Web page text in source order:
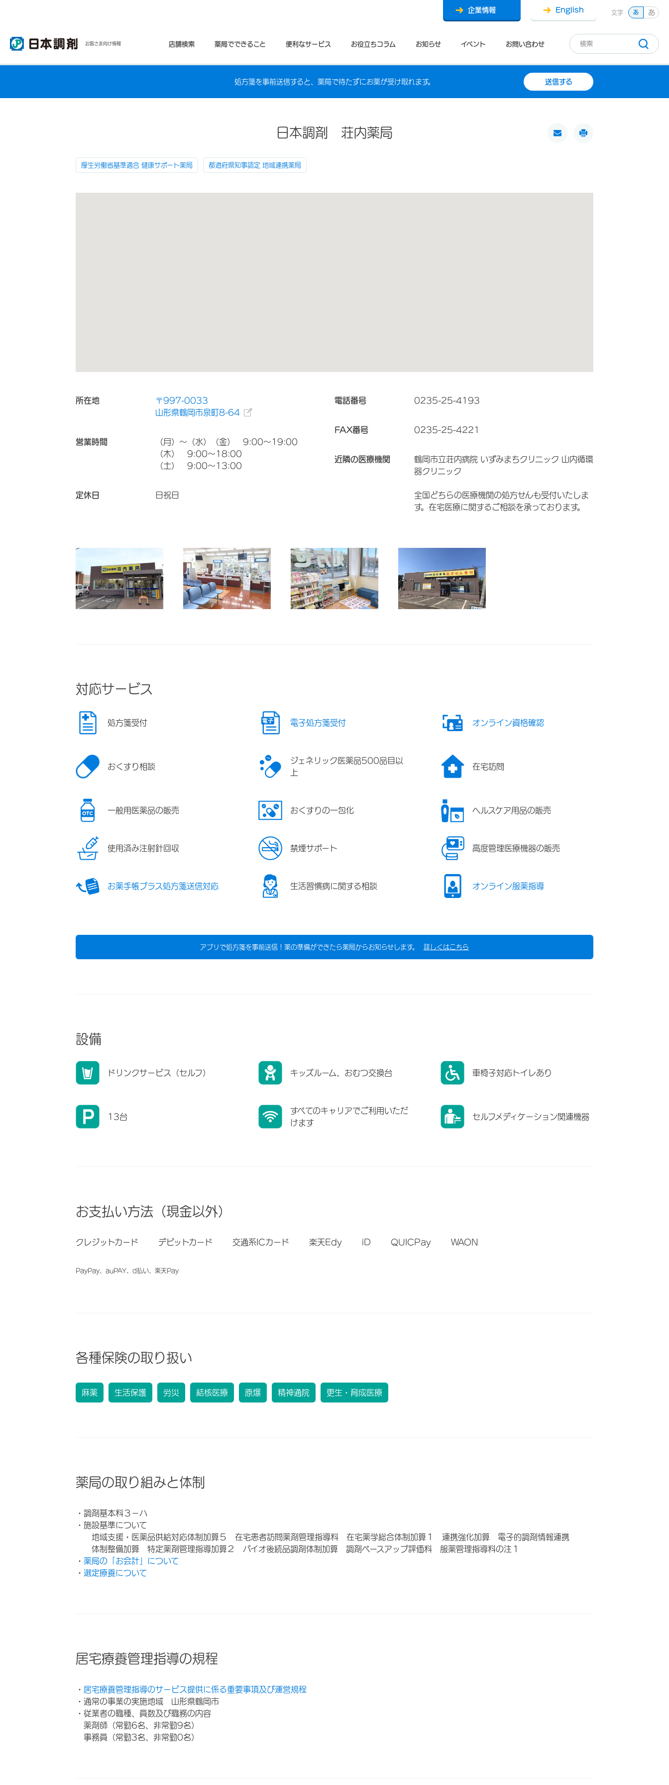
お客さま向け情報 店舗検索 薬局でできること 便利なサービス お役立ちコラム お知らせ イベント お問い合わせ
企業情報 English 文字 あ あ
処方箋を事前送信すると、薬局で待たずにお薬が受け取れます。 送信する
日本調剤 荘内薬局
厚生労働省基準適合 健康サポート薬局 都道府県知事認定 地域連携薬局
所在地
〒997-0033
山形県鶴岡市泉町8-64
営業時間
（月）～（水）（金） 9:00～19:00
（木） 9:00～18:00
（土） 9:00～13:00
定休日 日祝日
電話番号 0235-25-4193
FAX番号 0235-25-4221
近隣の医療機関
鶴岡市立荘内病院 いずみまちクリニック 山内循環
器クリニック
全国どちらの医療機関の処方せんも受付いたしま
す。在宅医療に関するご相談を承っております。
対応サービス
処方箋受付 電子処方箋受付 オンライン資格確認
おくすり相談
ジェネリック医薬品500品目以
上
在宅訪問
一般用医薬品の販売 おくすりの一包化 ヘルスケア用品の販売
使用済み注射針回収 禁煙サポート 高度管理医療機器の販売
お薬手帳プラス処方箋送信対応 生活習慣病に関する相談 オンライン服薬指導
アプリで処方箋を事前送信！薬の準備ができたら薬局からお知らせします。 詳しくはこちら
設備
ドリンクサービス（セルフ） キッズルーム、おむつ交換台 車椅子対応トイレあり
13台
すべてのキャリアでご利用いただ
けます
セルフメディケーション関連機器
お支払い方法（現金以外）
クレジットカード デビットカード 交通系ICカード 楽天Edy iD QUICPay WAON
PayPay、auPAY、d払い、楽天Pay
各種保険の取り扱い
麻薬 生活保護 労災 結核医療 原爆 精神通院 更生・育成医療
薬局の取り組みと体制
・調剤基本料３－ハ
・施設基準について
地域支援・医薬品供給対応体制加算５ 在宅患者訪問薬剤管理指導料 在宅薬学総合体制加算１ 連携強化加算 電子的調剤情報連携
体制整備加算 特定薬剤管理指導加算２ バイオ後続品調剤体制加算 調剤ベースアップ評価料 服薬管理指導料の注１
・ 薬局の「お会計」について
・ 選定療養について
居宅療養管理指導の規程
・ 居宅療養管理指導のサービス提供に係る重要事項及び運営規程
・通常の事業の実施地域 山形県鶴岡市
・従業者の職種、員数及び職務の内容
薬剤師（常勤6名、非常勤9名）
事務員（常勤3名、非常勤0名）